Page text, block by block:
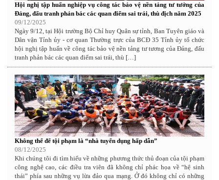
Hội nghị tập huấn nghiệp vụ công tác bảo vệ nền tảng tư tưởng của
Đảng, đấu tranh phản bác các quan điểm sai trái, thù địch năm 2025
09/12/2025
Ngày 9/12, tại Hội trường Bộ Chỉ huy Quân sự tỉnh, Ban Tuyên giáo và
Dân vận Tỉnh ủy - cơ quan Thường trực của BCĐ 35 Tỉnh ủy tổ chức
hội nghị tập huấn về công tác bảo vệ nền tảng tư tương của Đảng, đấu
tranh phản bác các quan điểm sai trái, thù […]
Không thể để tội phạm là “nhà tuyển dụng hấp dẫn”
08/12/2025
Khi chúng tôi đi tìm hiểu về những phương thức thủ đoạn của tội phạm
công nghệ cao, các điều tra viên đã không chỉ phác họa về “hệ sinh
thái” phía sau những vụ lừa đảo qua mạng. Ở đó không chỉ có những